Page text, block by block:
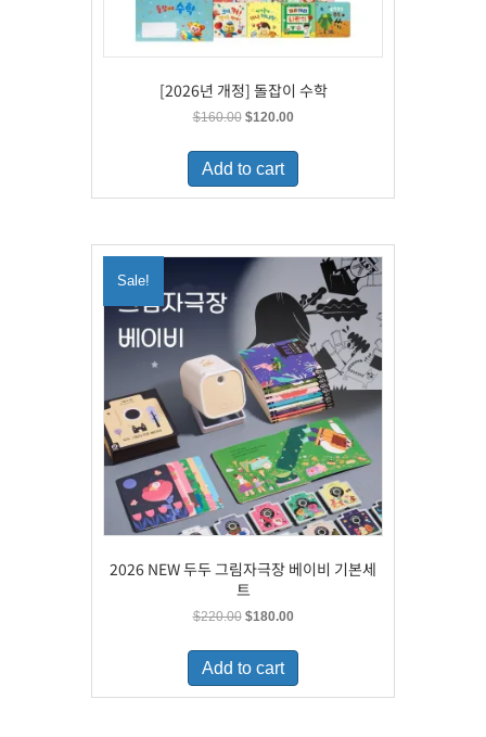
[2026년 개정] 돌잡이 수학
$160.00 Original
was:
$160.00.
$120.00Current
is:
Add to cart
Sale!
2026 NEW 두두 그림자극장 베이비 기본세
트
$220.00 Original
was:
$220.00.
$180.00Current
is:
Add to cart